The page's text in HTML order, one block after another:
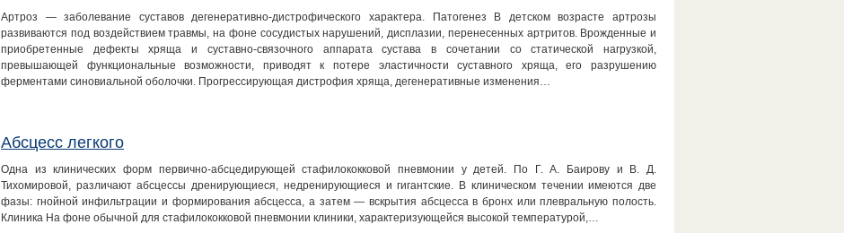
Артроз — заболевание суставов дегенеративно-дистрофического характера. Патогенез В детском возрасте артрозы
развиваются под воздействием травмы, на фоне сосудистых нарушений, дисплазии, перенесенных артритов. Врожденные и
приобретенные дефекты хряща и суставно-связочного аппарата сустава в сочетании со статической нагрузкой,
превышающей функциональные возможности, приводят к потере эластичности суставного хряща, его разрушению
ферментами синовиальной оболочки. Прогрессирующая дистрофия хряща, дегенеративные изменения…
Абсцесс легкого
Одна из клинических форм первично-абсцедирующей стафилококковой пневмонии у детей. По Г. А. Баирову и В. Д.
Тихомировой, различают абсцессы дренирующиеся, недренирующиеся и гигантские. В клиническом течении имеются две
фазы: гнойной инфильтрации и формирования абсцесса, а затем — вскрытия абсцесса в бронх или плевральную полость.
Клиника На фоне обычной для стафилококковой пневмонии клиники, характеризующейся высокой температурой,…